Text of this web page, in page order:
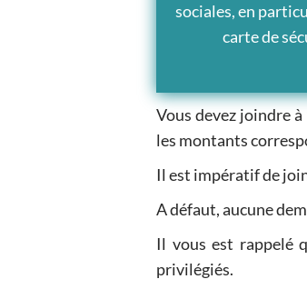
sociales, en
carte de
Vous devez joindre
les montants
Il est impératif de
A défaut, aucune
Il vous est rappelé
privilégiés.